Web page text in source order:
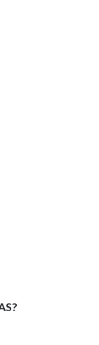
de
correo
de carácter
aos seus
exercer o
dos
de